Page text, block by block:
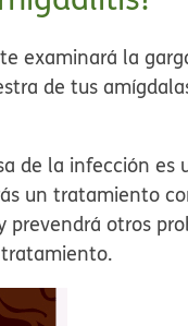
examinará la
de tus
de la infección es
un tratamiento
otros